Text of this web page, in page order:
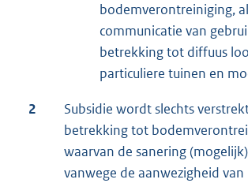
bodemverontreiniging,
communicatie van
betrekking tot diffuus
particuliere tuinen en
2
Subsidie wordt slechts
betrekking tot
waarvan de sanering
vanwege de aanwezigheid